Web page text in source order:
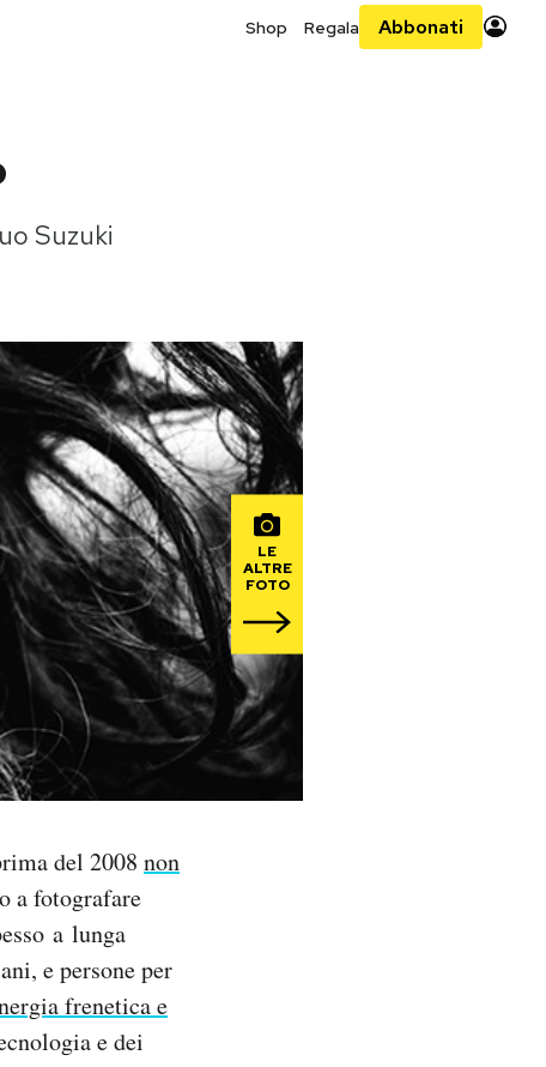
Shop Regala Abbonati
Suzuki
LE
ALTRE
FOTO
del 2008 non
a fotografare
a lunga
e persone per
frenetica e
e dei